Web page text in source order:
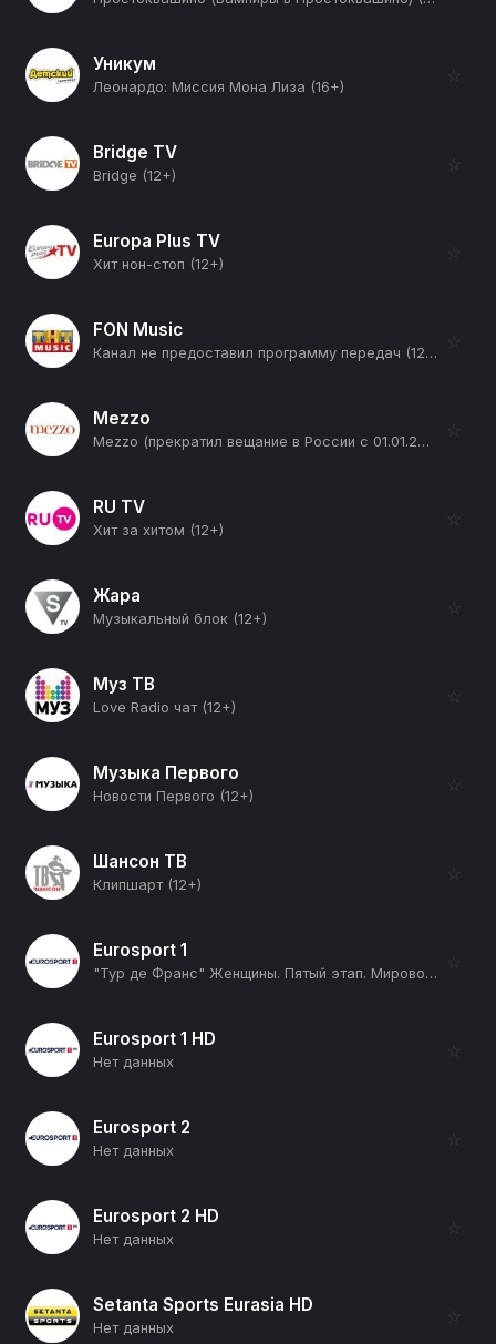
Уникум
Леонардо: Миссия Мона Лиза (16+)
☆
Bridge TV
Bridge (12+)
☆
Europa Plus TV
Хит нон-стоп (12+)
☆
FON Music
Канал не предоставил программу передач (12+)
☆
Mezzo
Mezzo (прекратил вещание в России с 01.01.2026) (12+)
☆
RU TV
Хит за хитом (12+)
☆
Жара
Музыкальный блок (12+)
☆
Муз ТВ
Love Radio чат (12+)
☆
Музыка Первого
Новости Первого (12+)
☆
Шансон ТВ
Клипшарт (12+)
☆
Eurosport 1
"Тур де Франс" Женщины. Пятый этап. Мировой тур (12+)
☆
Eurosport 1 HD
Нет данных
☆
Eurosport 2
Нет данных
☆
Eurosport 2 HD
Нет данных
☆
Setanta Sports Eurasia HD
Нет данных
☆